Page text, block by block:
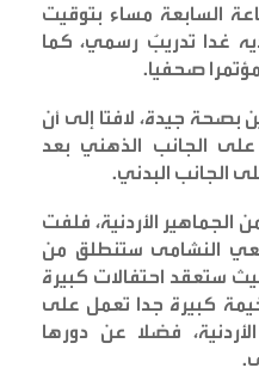
السابعة مساء بتوقيت
غدا تدريبٌ رسمي، كما
صحفيا.
بصحة جيدة، لافتا إلى أن
الجانب الذهني بعد
الجانب البدني.
الجماهير الأردنية، فلفت
النشامى ستنطلق من
ستعقد احتفالات كبيرة
كبيرة جدا تعمل على
فضلا عن دورها
.